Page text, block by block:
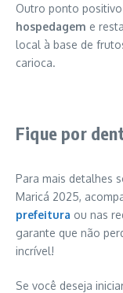
Outro ponto
hospedagem e
local à base de
carioca.
Fique por
Para mais detalhes
Maricá 2025,
prefeitura ou nas
garante que não
incrível!
Se você deseja